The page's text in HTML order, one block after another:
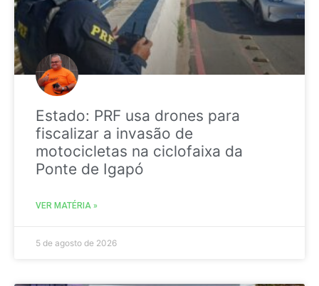
Estado: PRF usa drones para
fiscalizar a invasão de
motocicletas na ciclofaixa da
Ponte de Igapó
VER MATÉRIA »
5 de agosto de 2026